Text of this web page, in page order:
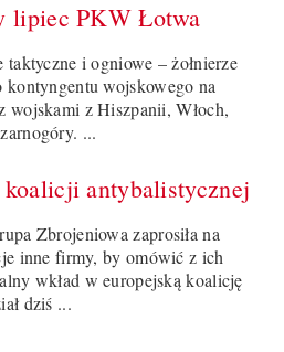
lipiec PKW Łotwa
taktyczne i ogniowe – żołnierze
kontyngentu wojskowego na
z Hiszpanii, Włoch,
...
antybalistycznej
Zbrojeniowa zaprosiła na
inne firmy, by omówić z ich
wkład w europejską koalicję
dziś ...